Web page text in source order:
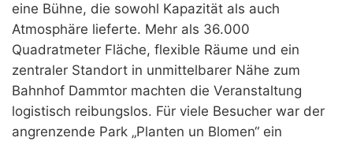
eine Bühne, die sowohl Kapazität als auch
Atmosphäre lieferte. Mehr als 36.000
Quadratmeter Fläche, flexible Räume und ein
zentraler Standort in unmittelbarer Nähe zum
Bahnhof Dammtor machten die Veranstaltung
logistisch reibungslos. Für viele Besucher war der
angrenzende Park „Planten un Blomen“ ein